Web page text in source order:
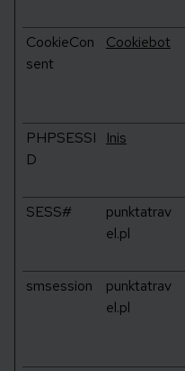
CookieCon
sent
Cookiebot
PHPSESSI
D
Inis
SESS#
punktatrav
el.pl
smsession
punktatrav
el.pl